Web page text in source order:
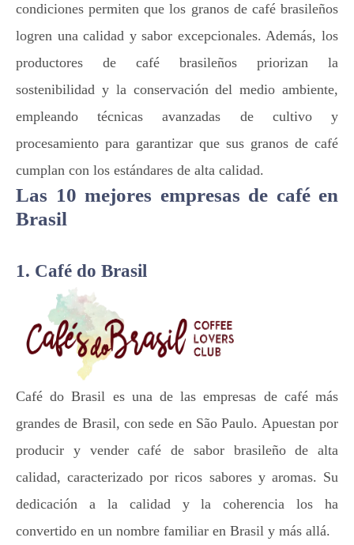
condiciones permiten que los granos de café brasileños
logren una calidad y sabor excepcionales. Además, los
productores de café brasileños priorizan la
sostenibilidad y la conservación del medio ambiente,
empleando técnicas avanzadas de cultivo y
procesamiento para garantizar que sus granos de café
cumplan con los estándares de alta calidad.
Las 10 mejores empresas de café en
Brasil
1. Café do Brasil
Café do Brasil es una de las empresas de café más
grandes de Brasil, con sede en São Paulo. Apuestan por
producir y vender café de sabor brasileño de alta
calidad, caracterizado por ricos sabores y aromas. Su
dedicación a la calidad y la coherencia los ha
convertido en un nombre familiar en Brasil y más allá.